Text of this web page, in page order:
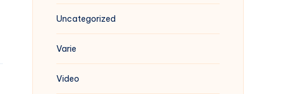
Uncategorized
Varie
Video